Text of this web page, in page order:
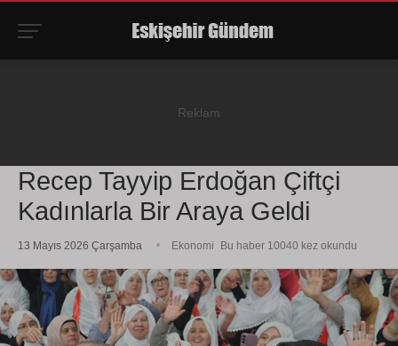
Recep Tayyip Erdoğan Çiftçi
Kadınlarla Bir Araya Geldi
13 Mayıs 2026 Çarşamba Ekonomi Bu haber 10040 kez okundu